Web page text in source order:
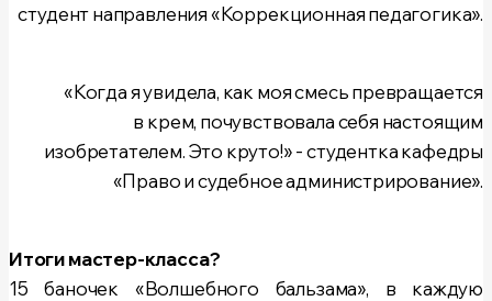
студент направления «Коррекционная педагогика».
«Когда я увидела, как моя смесь превращается
в крем, почувствовала себя настоящим
изобретателем. Это круто!» - студентка кафедры
«Право и судебное администрирование».
Итоги мастер-класса?
15 баночек «Волшебного бальзама», в каждую